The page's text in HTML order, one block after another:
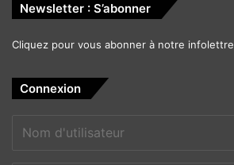
Newsletter : S’abonner
Cliquez pour vous abonner à notre infolettre
Connexion